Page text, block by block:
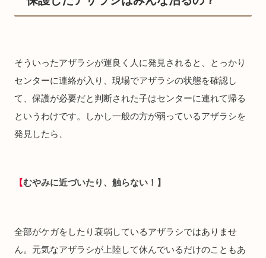
そういったアザラシが運良く人に発見されると、とっかり
センターに連絡が入り、現場でアザラシの状態を確認し
て、保護が必要だと判断された子はセンターに連れて帰る
というわけです。しかし一般の方が弱っているアザラシを
発見したら、
【むやみに近づいたり、触らない！】
全部がケガをしたり衰弱しているアザラシではありませ
ん。元気なアザラシが上陸して休んでいるだけのこともあ